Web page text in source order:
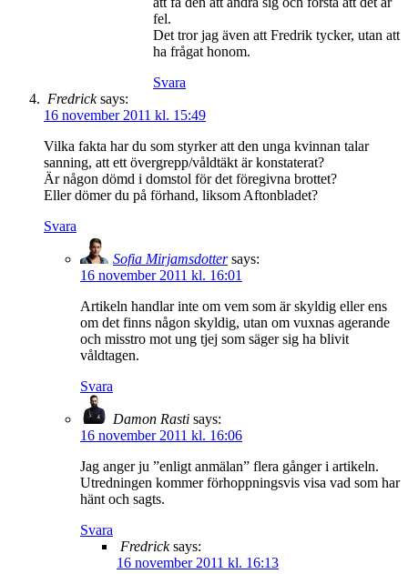
fel.
Det tror jag även att Fredrik tycker, utan att
ha frågat honom.
Svara
Fredrick says:
16 november 2011 kl. 15:49
Vilka fakta har du som styrker att den unga kvinnan talar
sanning, att ett övergrepp/våldtäkt är konstaterat?
Är någon dömd i domstol för det föregivna brottet?
Eller dömer du på förhand, liksom Aftonbladet?
Svara
Sofia Mirjamsdotter says:
16 november 2011 kl. 16:01
Artikeln handlar inte om vem som är skyldig eller ens
om det finns någon skyldig, utan om vuxnas agerande
och misstro mot ung tjej som säger sig ha blivit
våldtagen.
Svara
Damon Rasti says:
16 november 2011 kl. 16:06
Jag anger ju ”enligt anmälan” flera gånger i artikeln.
Utredningen kommer förhoppningsvis visa vad som har
hänt och sagts.
Svara
Fredrick says:
16 november 2011 kl. 16:13